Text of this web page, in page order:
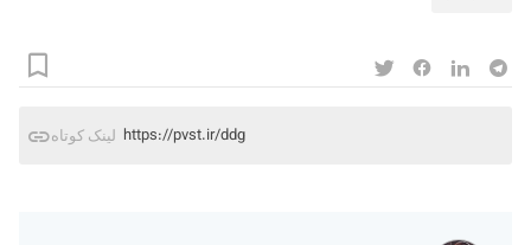
لینک کوتاه https://pvst.ir/ddg